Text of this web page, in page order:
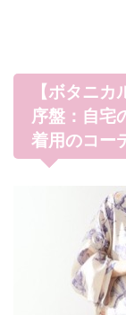
【ボタニ
序盤：自宅
着用のコー